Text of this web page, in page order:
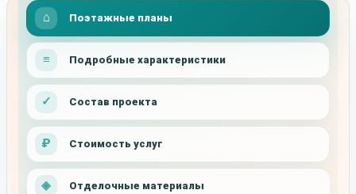
Поэтажные планы
Подробные характеристики
Состав проекта
Стоимость услуг
Отделочные материалы